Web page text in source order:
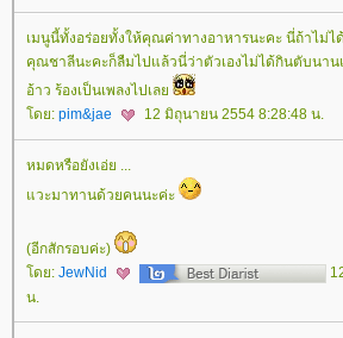
เมนูนี้ทั้งอร่อยทั้งให้คุณค่าทางอาหารนะคะ นี่ถ้าไม่
คุณชาลีนะคะก็ลืมไปแล้วนี่ว่าตัวเองไม่ได้กินตับนา
อ้าว ร้องเป็นเพลงไปเล
ดย: pim&jae 12 มิถุนายน 2554 8:28:48 น.
หมดหรือยังเอ่ย ...
วะมาทานด้วยคนนะค่ะ
(อีกสักรอบค่ะ)
ดย: JewNid
น.